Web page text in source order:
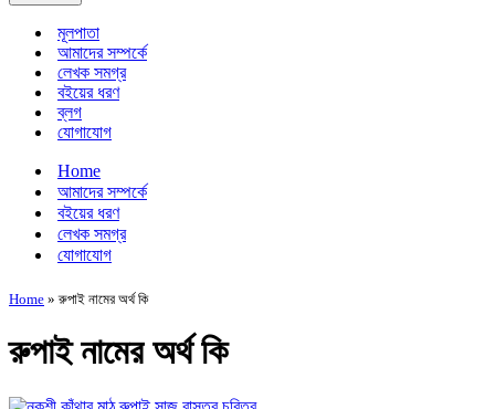
মূলপাতা
আমাদের সম্পর্কে
লেখক সমগ্র
বইয়ের ধরণ
ব্লগ
যোগাযোগ
Home
আমাদের সম্পর্কে
বইয়ের ধরণ
লেখক সমগ্র
যোগাযোগ
Home »রুপাই নামের অর্থ কি
রুপাই নামের অর্থ কি